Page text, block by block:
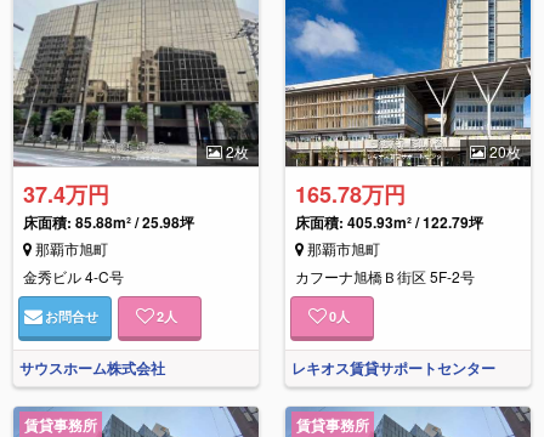
2枚
37.4万円
床面積: 85.88m² / 25.98坪
那覇市旭町
金秀ビル 4-C号
お問合せ 2人
サウスホーム株式会社
20枚
165.78万円
床面積: 405.93m² / 122.79坪
那覇市旭町
カフーナ旭橋Ｂ街区 5F-2号
0人
レキオス賃貸サポートセンター
賃貸事務所 賃貸事務所